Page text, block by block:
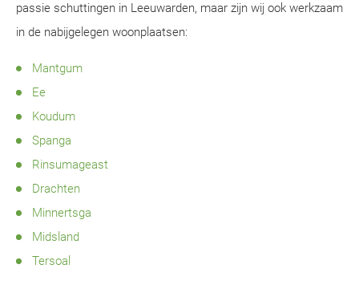
passie schuttingen in Leeuwarden, maar zijn wij ook werkzaam
in de nabijgelegen woonplaatsen:
Mantgum
Ee
Koudum
Spanga
Rinsumageast
Drachten
Minnertsga
Midsland
Tersoal